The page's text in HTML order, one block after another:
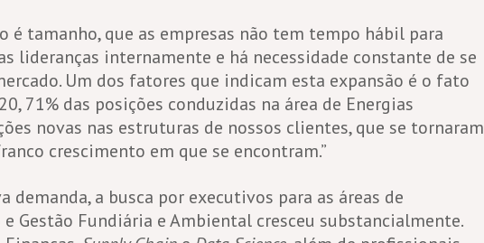
é tamanho, que as empresas não tem tempo hábil para
lideranças internamente e há necessidade constante de se
Um dos fatores que indicam esta expansão é o fato
71% das posições conduzidas na área de Energias
novas nas estruturas de nossos clientes, que se tornaram
crescimento em que se encontram.”
demanda, a busca por executivos para as áreas de
e Gestão Fundiária e Ambiental cresceu substancialmente.